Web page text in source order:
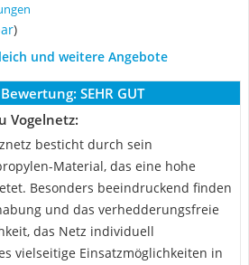
)
und weitere Angebote
SEHR GUT
Vogelnetz:
besticht durch sein
Material, das eine hohe
Besonders beeindruckend finden
und das verhedderungsfreie
das Netz individuell
vielseitige Einsatzmöglichkeiten in